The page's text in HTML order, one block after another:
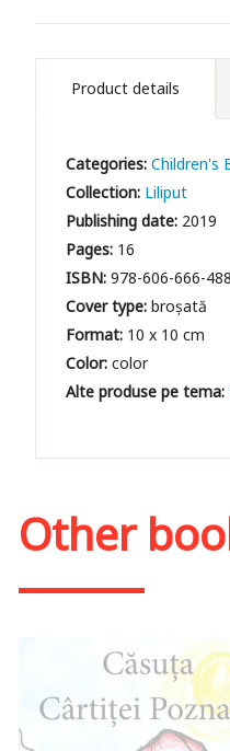
Product details
Categories:Children's
Collection: Liliput
Publishing date: 2019
Pages: 16
ISBN:978-606-666-
Cover type:broșată
Format: 10 x 10 cm
Color:color
Other